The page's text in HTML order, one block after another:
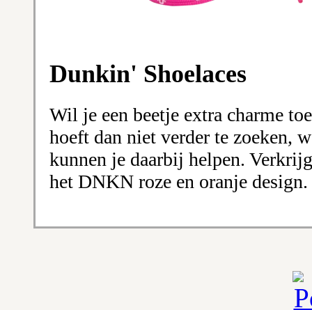
Dunkin' Shoelaces
Wil je een beetje extra charme
hoeft dan niet verder te zoeken,
kunnen je daarbij helpen.
het DNKN roze en oranje design.